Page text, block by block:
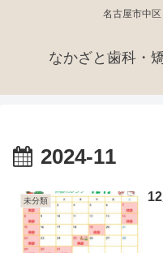
名古屋市中
なかざと歯科・
2024-11
未分類